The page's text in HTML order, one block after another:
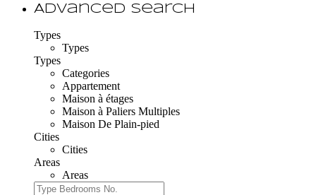
Advanced Search
Types
Types
Types
Categories
Appartement
Maison à étages
Maison à Paliers Multiples
Maison De Plain-pied
Cities
Cities
Areas
Areas